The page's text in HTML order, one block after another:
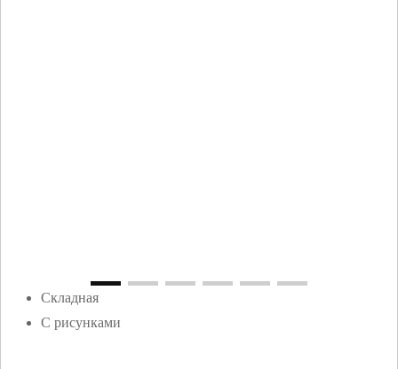
Складная
С рисунками